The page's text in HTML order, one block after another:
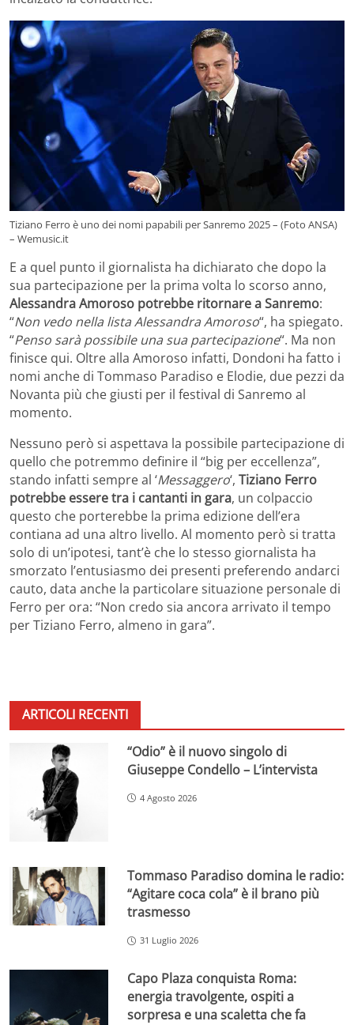
Tiziano Ferro è uno dei nomi papabili per Sanremo 2025 – (Foto ANSA)
– Wemusic.it
E a quel punto il giornalista ha dichiarato che dopo la
sua partecipazione per la prima volta lo scorso anno,
Alessandra Amoroso potrebbe ritornare a Sanremo:
“Non vedo nella lista Alessandra Amoroso“, ha spiegato.
“Penso sarà possibile una sua partecipazione“. Ma non
finisce qui. Oltre alla Amoroso infatti, Dondoni ha fatto i
nomi anche di Tommaso Paradiso e Elodie, due pezzi da
Novanta più che giusti per il festival di Sanremo al
momento.
Nessuno però si aspettava la possibile partecipazione di
quello che potremmo definire il “big per eccellenza”,
stando infatti sempre al ‘Messaggero‘, Tiziano Ferro
potrebbe essere tra i cantanti in gara, un colpaccio
questo che porterebbe la prima edizione dell’era
contiana ad una altro livello. Al momento però si tratta
solo di un’ipotesi, tant’è che lo stesso giornalista ha
smorzato l’entusiasmo dei presenti preferendo andarci
cauto, data anche la particolare situazione personale di
Ferro per ora: “Non credo sia ancora arrivato il tempo
per Tiziano Ferro, almeno in gara”.
ARTICOLI RECENTI
“Odio” è il nuovo singolo di
Giuseppe Condello – L’intervista
4 Agosto 2026
Tommaso Paradiso domina le radio:
“Agitare coca cola” è il brano più
trasmesso
31 Luglio 2026
Capo Plaza conquista Roma:
energia travolgente, ospiti a
sorpresa e una scaletta che fa